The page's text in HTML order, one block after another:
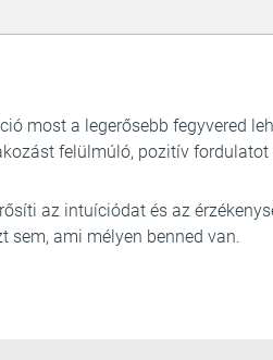
most a legerősebb fegyvered
felülmúló, pozitív fordulatot
az intuíciódat és az
sem, ami mélyen benned van.